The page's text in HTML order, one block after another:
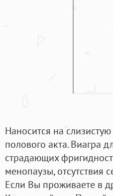
Наносится на
полового акта. Виагра
страдающих
менопаузы, отсутствия
Если Вы проживаете в